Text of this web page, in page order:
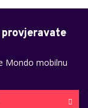
Mondo mobilnu